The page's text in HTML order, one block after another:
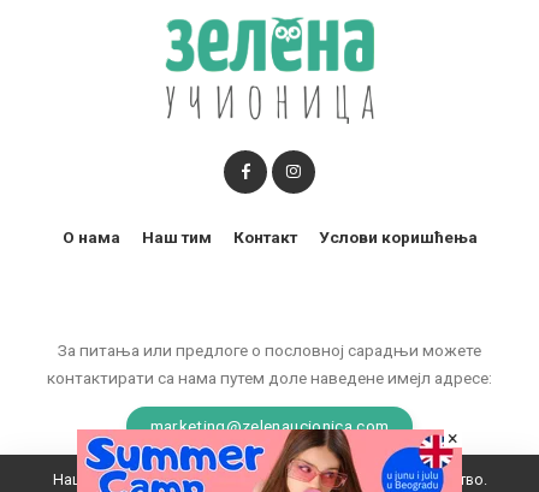
За питања или предлоге о пословној сарадњи можете
контактирати са нама путем доле наведене имејл адресе:
marketing@zelenaucionica.com
О нама Наш тим Контакт Услови коришћења
Наш вебсајт користи колачиће да побољша ваше искуство.
×